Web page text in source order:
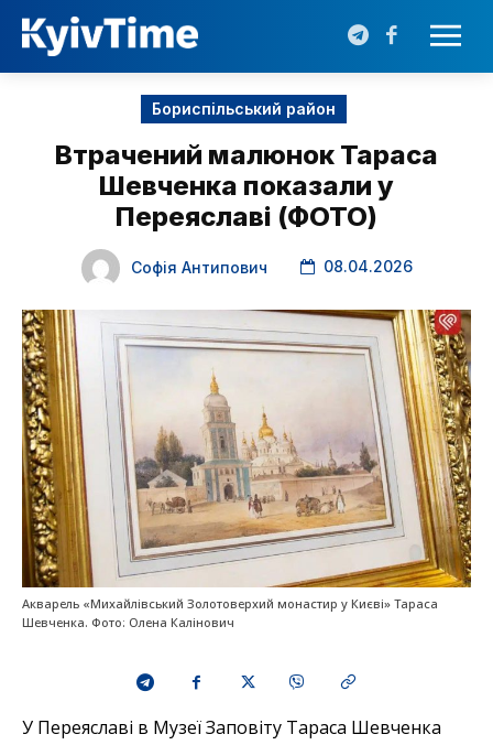
Бориспільський район
Втрачений малюнок Тараса
Шевченка показали у
Переяславі (ФОТО)
Софія Антипович 08.04.2026
Акварель «Михайлівський Золотоверхий монастир у Києві» Тараса
Шевченка. Фото: Олена Калінович
У Переяславі в Музеї Заповіту Тараса Шевченка